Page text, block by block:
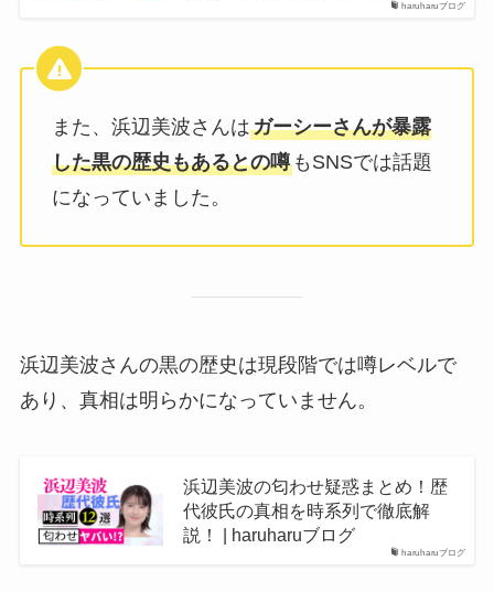
haruharuブログ
また、浜辺美波さんはガーシーさんが暴露
した黒の歴史もあるとの噂もSNSでは話題
になっていました。
浜辺美波さんの黒の歴史は現段階では噂レベルで
あり、真相は明らかになっていません。
haruharuブログ
浜辺美波の匂わせ疑惑まとめ！歴
代彼氏の真相を時系列で徹底解
説！ | haruharuブログ